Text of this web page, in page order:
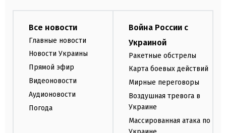
Все новости
Главные новости
Новости Украины
Прямой эфир
Видеоновости
Аудионовости
Погода
Война России с
Украиной
Ракетные обстрелы
Карта боевых действий
Мирные переговоры
Воздушная тревога в
Украине
Массированная атака по